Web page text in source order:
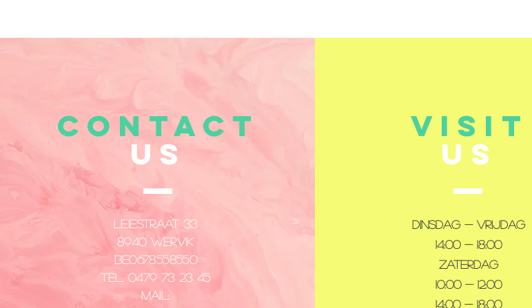
CONTACT
US
Leiestraat 33
8940 Wervik
​BE0678558550
Tel. 0479 73 23 45
Mail:
VISIT
US
Dinsdag - Vrijdag
14:00 - 18:00
Zaterdag
10:00 - 12:00
14:00 - 18:00